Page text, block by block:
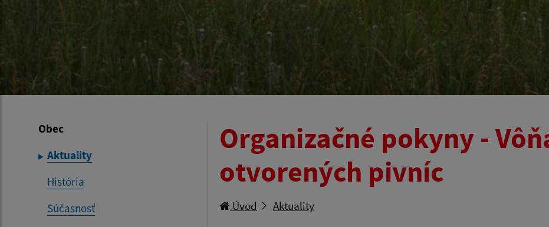
Obec
Aktuality
História
Súčasnosť
Organizačné pokyny -
otvorených pivníc
Úvod Aktuality